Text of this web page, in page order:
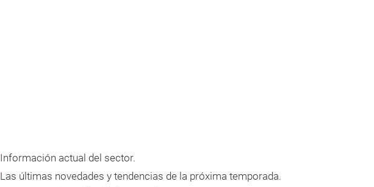
Información actual del sector.
Las últimas novedades y tendencias de la próxima temporada.